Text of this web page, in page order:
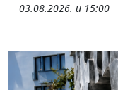
03.08.2026. u 15:00